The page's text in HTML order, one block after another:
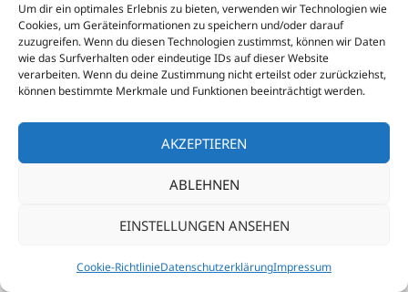
Um dir ein optimales Erlebnis zu bieten, verwenden wir Technologien wie
Cookies, um Geräteinformationen zu speichern und/oder darauf
zuzugreifen. Wenn du diesen Technologien zustimmst, können wir Daten
wie das Surfverhalten oder eindeutige IDs auf dieser Website
verarbeiten. Wenn du deine Zustimmung nicht erteilst oder zurückziehst,
können bestimmte Merkmale und Funktionen beeinträchtigt werden.
AKZEPTIEREN
ABLEHNEN
EINSTELLUNGEN ANSEHEN
Cookie-RichtlinieDatenschutzerklärungImpressum
Frage 6: Was esse ich vor/nach dem Training?
Antwort:Das ist wichtig für Energie & Regeneration:
Vorher (1–2 Stunden vor dem Training):
Mahlzeit mit Kohlenhydraten & wenig Fett (Toast +
Erdnussbutter, Banane + Joghurt, Hafer mit Honig).
Nachher (30–60 Minuten nach dem
Training):Protein + Kohlenhydrate (Hähnchen +
Das hilft, Muskeln zu reparieren.